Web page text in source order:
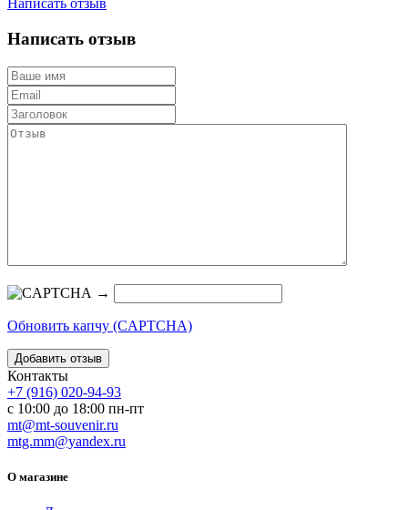
Написать отзыв
Написать отзыв
→
Обновить капчу (CAPTCHA)
Контакты
+7 (916) 020-94-93
с 10:00 до 18:00 пн-пт
mt@mt-souvenir.ru
mtg.mm@yandex.ru
О магазине